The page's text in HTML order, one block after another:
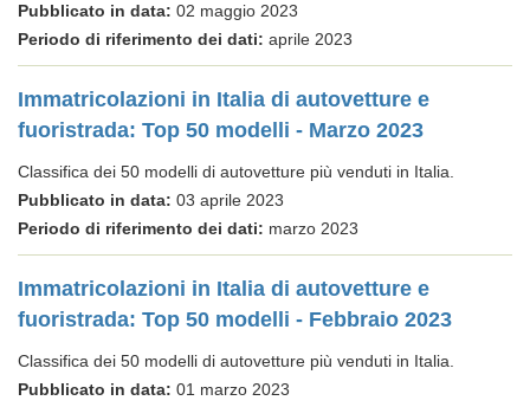
Pubblicato in data: 02 maggio 2023
Periodo di riferimento dei dati: aprile 2023
Immatricolazioni in Italia di autovetture e
fuoristrada: Top 50 modelli - Marzo 2023
Classifica dei 50 modelli di autovetture più venduti in Italia.
Pubblicato in data: 03 aprile 2023
Periodo di riferimento dei dati: marzo 2023
Immatricolazioni in Italia di autovetture e
fuoristrada: Top 50 modelli - Febbraio 2023
Classifica dei 50 modelli di autovetture più venduti in Italia.
Pubblicato in data: 01 marzo 2023